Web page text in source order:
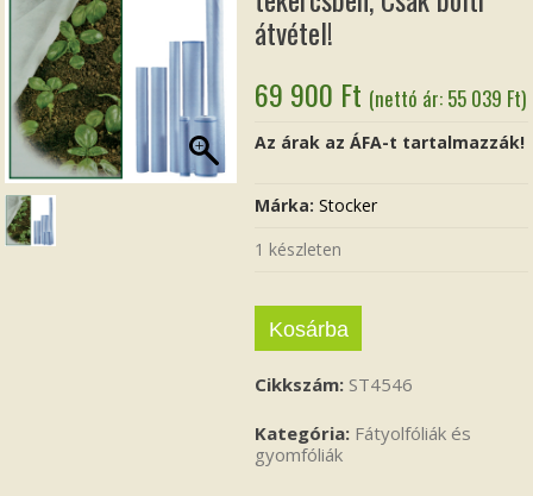
átvétel!
69 900 Ft (nettó ár: 55 039 Ft)
Az árak az ÁFA-t tartalmazzák!
Márka:Stocker
1 készleten
Kosárba
Cikkszám: ST4546
Kategória: Fátyolfóliák és
gyomfóliák